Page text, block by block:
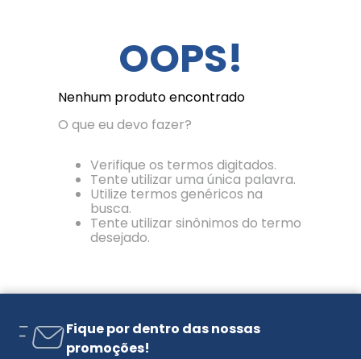
OOPS!
Nenhum produto encontrado
O que eu devo fazer?
Verifique os termos digitados.
Tente utilizar uma única palavra.
Utilize termos genéricos na
busca.
Tente utilizar sinônimos do termo
desejado.
Fique por dentro das nossas
promoções!